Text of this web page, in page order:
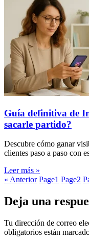
Guía definitiva de
sacarle partido?
Descubre cómo ganar
clientes paso a paso con
Leer más »
« Anterior Page1 Page2
Deja una
Tu dirección de correo
obligatorios están